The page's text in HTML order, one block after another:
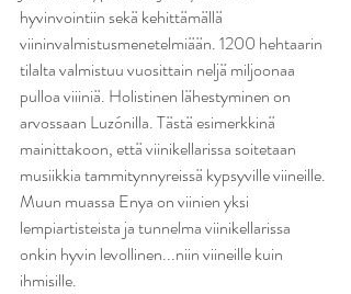
hyvinvointiin sekä kehittämällä
viininvalmistusmenetelmiään. 1200 hehtaarin
tilalta valmistuu vuosittain neljä miljoonaa
pulloa viiiniä. Holistinen lähestyminen on
arvossaan Luzónilla. Tästä esimerkkinä
mainittakoon, että viinikellarissa soitetaan
musiikkia tammitynnyreissä kypsyville viineille.
Muun muassa Enya on viinien yksi
lempiartisteista ja tunnelma viinikellarissa
onkin hyvin levollinen...niin viineille kuin
ihmisille.